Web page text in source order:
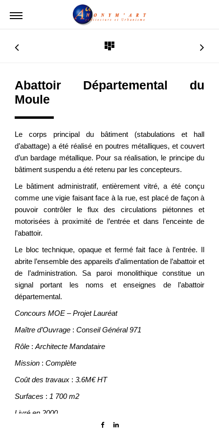
Abattoir Départemental du
Moule
Le corps principal du bâtiment (stabulations et hall
d’abattage) a été réalisé en poutres métalliques, et couvert
d’un bardage métallique. Pour sa réalisation, le principe du
bâtiment suspendu a été retenu par les concepteurs.
Le bâtiment administratif, entièrement vitré, a été conçu
comme une vigie faisant face à la rue, est placé de façon à
pouvoir contrôler le flux des circulations piétonnes et
motorisées à proximité de l’entrée et dans l’enceinte de
l’abattoir.
Le bloc technique, opaque et fermé fait face à l’entrée. Il
abrite l’ensemble des appareils d’alimentation de l’abattoir et
de l’administration. Sa paroi monolithique constitue un
signal portant les noms et enseignes de l’abattoir
départemental.
Concours MOE – Projet Lauréat
Maître d’Ouvrage : Conseil Général 971
Rôle : Architecte Mandataire
Mission : Complète
Coût des travaux : 3.6M€ HT
Surfaces : 1 700 m2
Livré en 2000